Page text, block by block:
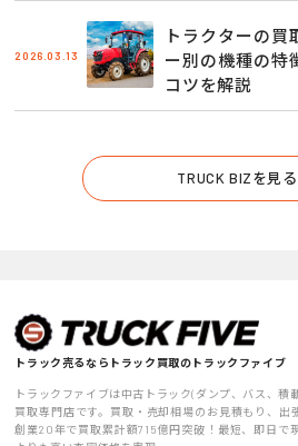
2026.03.13
トラクターの買
ー別の機種の特
コツを解説
TRUCK BIZを見る
トラック売るならトラック買取のトラックファイブ
トラックファイブは中古トラック(ダンプ、バス、積
買取専門店です。買取・売却相場のお見積もり、出
創業20年で買取累計額715億円突破！最短、即日で